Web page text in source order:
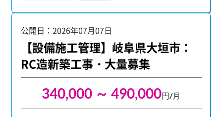
しっかりとバックアップします！
公開日：2026年07月07日
【設備施工管理】岐阜県大垣市：
RC造新築工事・大量募集
340,000 ～ 490,000円/月